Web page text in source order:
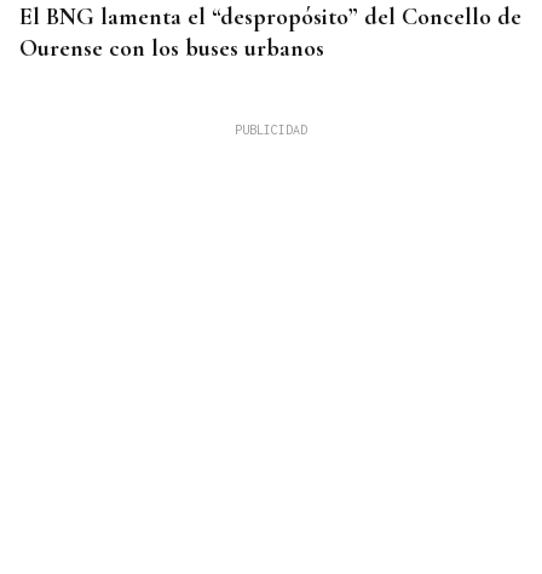
El BNG lamenta el “despropósito” del Concello de
Ourense con los buses urbanos